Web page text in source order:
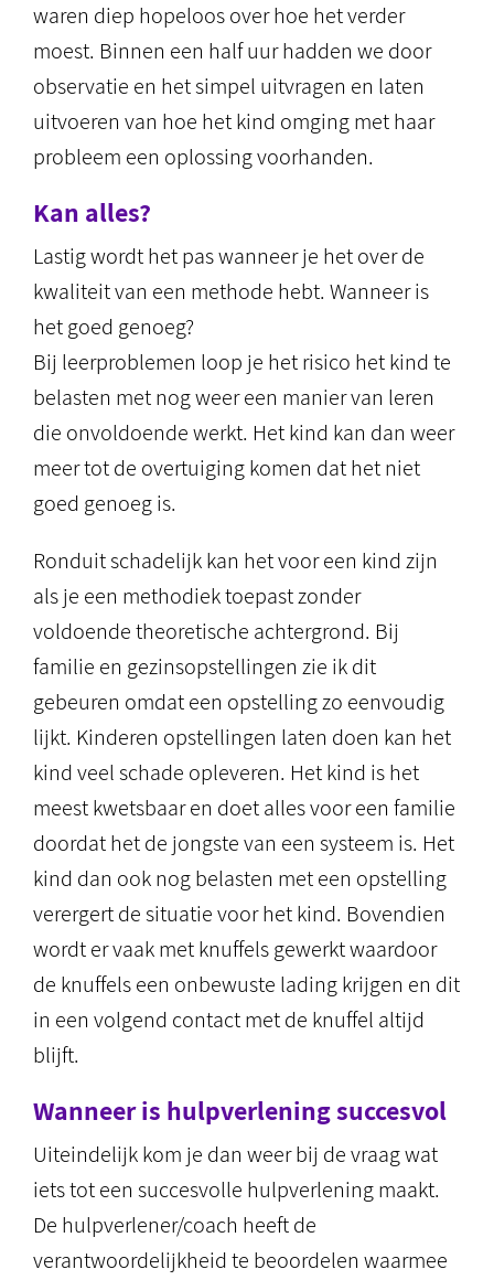
waren diep hopeloos over hoe het verder
moest. Binnen een half uur hadden we door
observatie en het simpel uitvragen en laten
uitvoeren van hoe het kind omging met haar
probleem een oplossing voorhanden.
Kan alles?
Lastig wordt het pas wanneer je het over de
kwaliteit van een methode hebt. Wanneer is
het goed genoeg?
Bij leerproblemen loop je het risico het kind te
belasten met nog weer een manier van leren
die onvoldoende werkt. Het kind kan dan weer
meer tot de overtuiging komen dat het niet
goed genoeg is.
Ronduit schadelijk kan het voor een kind zijn
als je een methodiek toepast zonder
voldoende theoretische achtergrond. Bij
familie en gezinsopstellingen zie ik dit
gebeuren omdat een opstelling zo eenvoudig
lijkt. Kinderen opstellingen laten doen kan het
kind veel schade opleveren. Het kind is het
meest kwetsbaar en doet alles voor een familie
doordat het de jongste van een systeem is. Het
kind dan ook nog belasten met een opstelling
verergert de situatie voor het kind. Bovendien
wordt er vaak met knuffels gewerkt waardoor
de knuffels een onbewuste lading krijgen en dit
in een volgend contact met de knuffel altijd
blijft.
Wanneer is hulpverlening succesvol
Uiteindelijk kom je dan weer bij de vraag wat
iets tot een succesvolle hulpverlening maakt.
De hulpverlener/coach heeft de
verantwoordelijkheid te beoordelen waarmee